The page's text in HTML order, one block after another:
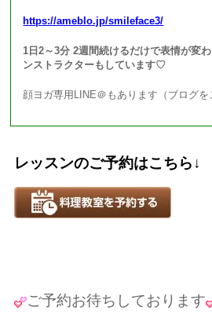
https://ameblo.jp/smileface3/
1日2～3分 2週間続けるだけで表情が変
ンストラクターもしています♡
顔ヨガ専用LINE＠もあります（ブログを
レッスンのご予約はこちら↓
ご予約お待ちしております